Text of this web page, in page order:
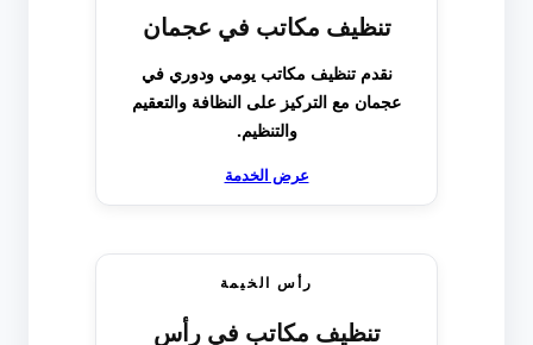
تنظيف مكاتب في عجمان
نقدم تنظيف مكاتب يومي ودوري في
عجمان مع التركيز على النظافة والتعقيم
والتنظيم.
عرض الخدمة
رأس الخيمة
تنظيف مكاتب في رأس